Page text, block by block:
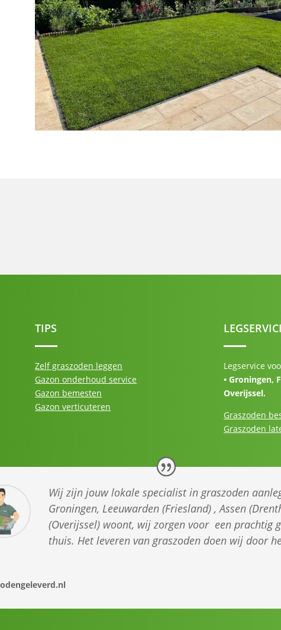
TIPS
Zelf graszoden leggen
Gazon onderhoud service
Gazon bemesten
Gazon verticuteren
Legservice
• Groningen,
Overijssel.
Graszoden
Graszoden
Wij zijn jouw lokale specialist in graszoden
Groningen, Leeuwarden (Friesland) , Assen
(Overijssel) woont, wij zorgen voor een prachtig
thuis. Het leveren van graszoden doen wij door